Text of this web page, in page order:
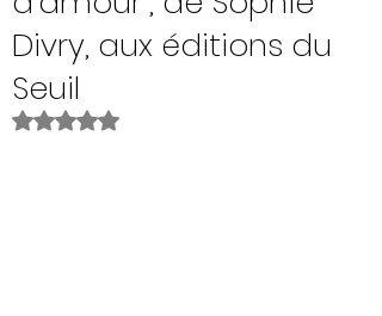
Divry, aux éditions du
Seuil
Noté NaN étoiles sur 5.